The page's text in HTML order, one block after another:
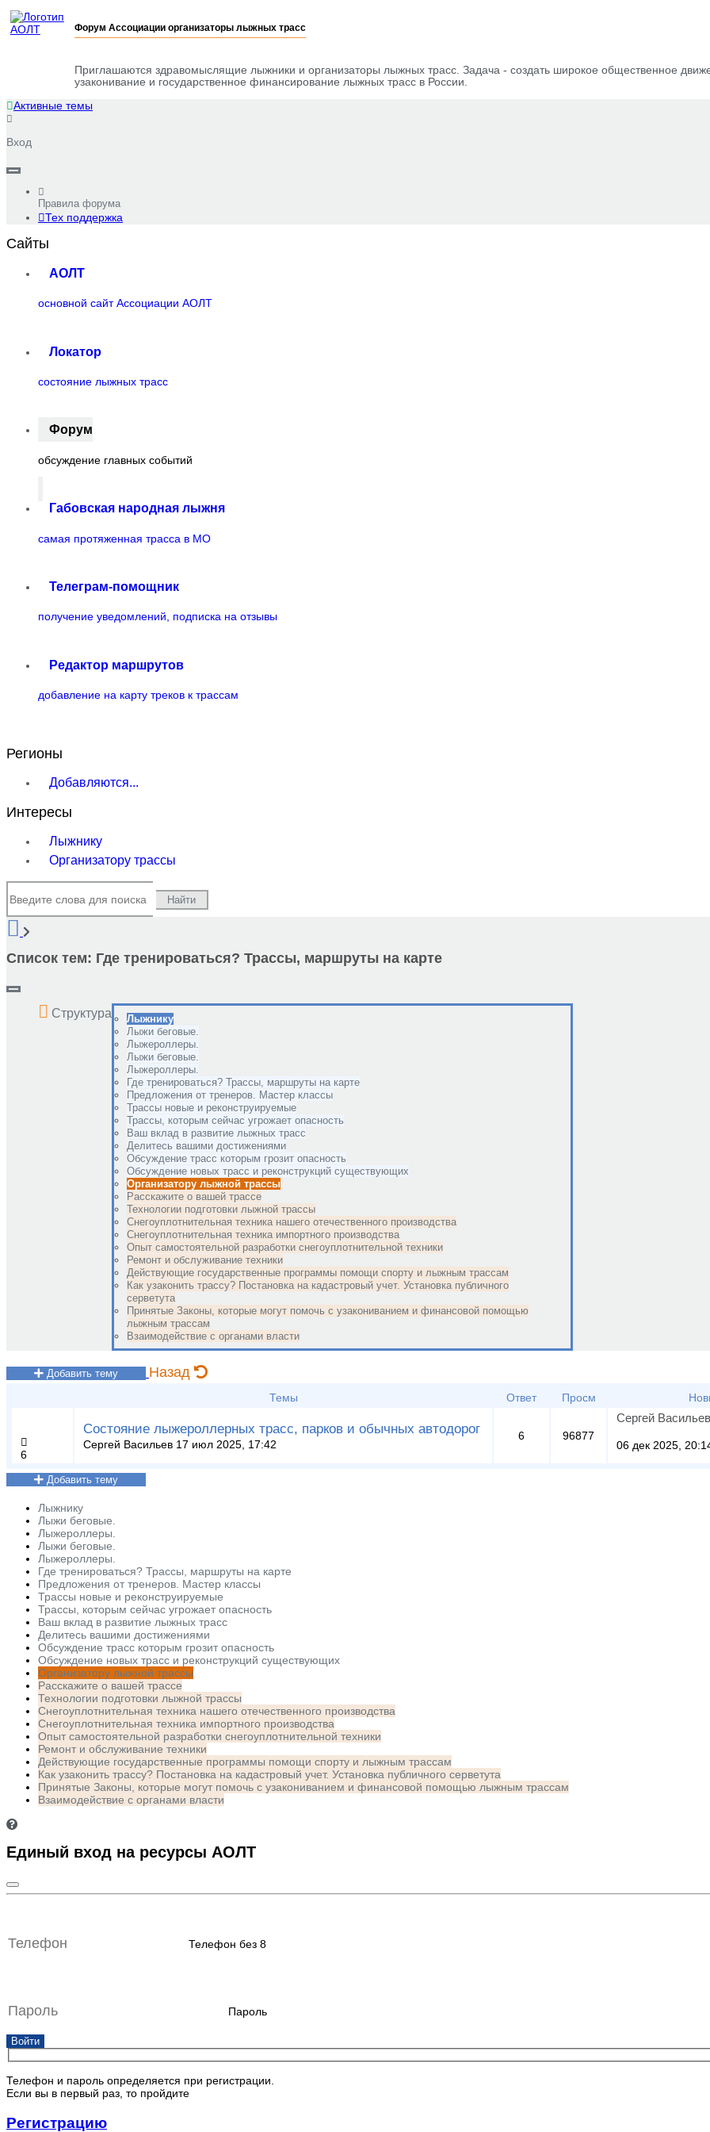
Форум Ассоциации организаторы лыжных трасс
Приглашаются здравомыслящие лыжники и организаторы лыжных трасс. Задача - создать широкое общественное
узаконивание и государственное финансирование лыжных трасс в России.
Активные темы
Вход
Правила форума
Тех поддержка
Сайты
АОЛТ
основной сайт Ассоциации АОЛТ
Локатор
состояние лыжных трасс
Форум
обсуждение главных событий
Габовская народная лыжня
самая протяженная трасса в МО
Телеграм-помощник
получение уведомлений, подписка на отзывы
Редактор маршрутов
добавление на карту треков к трассам
Регионы
Добавляются...
Интересы
Лыжнику
Организатору трассы
Найти
Список тем: Где тренироваться? Трассы, маршруты на карте
Структура
Лыжнику
Лыжи беговые.
Лыжероллеры.
Лыжи беговые.
Лыжероллеры.
Где тренироваться? Трассы, маршруты на карте
Предложения от тренеров. Мастер классы
Трассы новые и реконструируемые
Трассы, которым сейчас угрожает опасность
Ваш вклад в развитие лыжных трасс
Делитесь вашими достижениями
Обсуждение трасс которым грозит опасность
Обсуждение новых трасс и реконструкций существующих
Организатору лыжной трассы
Расскажите о вашей трассе
Технологии подготовки лыжной трассы
Снегоуплотнительная техника нашего отечественного производства
Снегоуплотнительная техника импортного производства
Опыт самостоятельной разработки снегоуплотнительной техники
Ремонт и обслуживание техники
Действующие государственные программы помощи спорту и лыжным трассам
Как узаконить трассу? Постановка на кадастровый учет. Установка публичного
серветута
Принятые Законы, которые могут помочь с узакониванием и финансовой помощью
лыжным трассам
Взаимодействие с органами власти
Добавить тему Назад
Темы
Ответ Просм
6
Состояние лыжероллерных трасс, парков и обычных автодорог
Сергей Васильев 17 июл 2025, 17:42
6 96877
Сергей Васильев
06 дек 2025,
Добавить тему
Лыжнику
Лыжи беговые.
Лыжероллеры.
Лыжи беговые.
Лыжероллеры.
Где тренироваться? Трассы, маршруты на карте
Предложения от тренеров. Мастер классы
Трассы новые и реконструируемые
Трассы, которым сейчас угрожает опасность
Ваш вклад в развитие лыжных трасс
Делитесь вашими достижениями
Обсуждение трасс которым грозит опасность
Обсуждение новых трасс и реконструкций существующих
Организатору лыжной трассы
Расскажите о вашей трассе
Технологии подготовки лыжной трассы
Снегоуплотнительная техника нашего отечественного производства
Снегоуплотнительная техника импортного производства
Опыт самостоятельной разработки снегоуплотнительной техники
Ремонт и обслуживание техники
Действующие государственные программы помощи спорту и лыжным трассам
Как узаконить трассу? Постановка на кадастровый учет. Установка публичного серветута
Принятые Законы, которые могут помочь с узакониванием и финансовой помощью лыжным трассам
Взаимодействие с органами власти
Единый вход на ресурсы АОЛТ
Телефон без 8
Пароль
Войти
Телефон и пароль определяется при регистрации.
Если вы в первый раз, то пройдите
Регистрацию